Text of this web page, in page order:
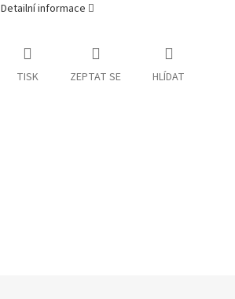
Detailní informace
TISK ZEPTAT SE HLÍDAT